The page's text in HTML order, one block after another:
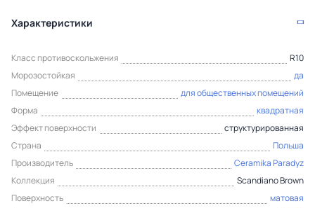
Характеристики
Класс противоскольжения
R10
Морозостойкая
да
Помещение
для общественных помещений
Форма
квадратная
Эффект поверхности
структурированная
Страна
Польша
Производитель
Ceramika Paradyz
Коллекция
Scandiano Brown
Поверхность
матовая